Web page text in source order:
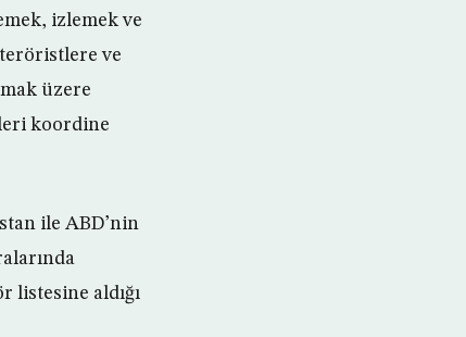
izlemek ve
teröristlere ve
üzere
koordine
ile ABD’nin
listesine aldığı